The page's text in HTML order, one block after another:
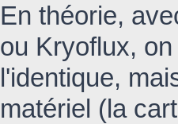
En théorie,
ou Kryoflux,
l'identique,
matériel (la